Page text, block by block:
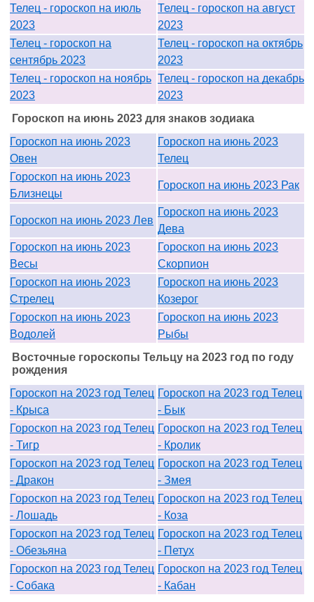
Телец - гороскоп на июль
2023
Телец - гороскоп на август
2023
Телец - гороскоп на
сентябрь 2023
Телец - гороскоп на октябрь
2023
Телец - гороскоп на ноябрь
2023
Телец - гороскоп на декабрь
2023
Гороскоп на июнь 2023 для знаков зодиака
Гороскоп на июнь 2023
Овен
Гороскоп на июнь 2023
Телец
Гороскоп на июнь 2023
Близнецы
Гороскоп на июнь 2023 Рак
Гороскоп на июнь 2023 Лев
Гороскоп на июнь 2023
Дева
Гороскоп на июнь 2023
Весы
Гороскоп на июнь 2023
Скорпион
Гороскоп на июнь 2023
Стрелец
Гороскоп на июнь 2023
Козерог
Гороскоп на июнь 2023
Водолей
Гороскоп на июнь 2023
Рыбы
Восточные гороскопы Тельцу на 2023 год по году
рождения
Гороскоп на 2023 год Телец
- Крыса
Гороскоп на 2023 год Телец
- Бык
Гороскоп на 2023 год Телец
- Тигр
Гороскоп на 2023 год Телец
- Кролик
Гороскоп на 2023 год Телец
- Дракон
Гороскоп на 2023 год Телец
- Змея
Гороскоп на 2023 год Телец
- Лошадь
Гороскоп на 2023 год Телец
- Коза
Гороскоп на 2023 год Телец
- Обезьяна
Гороскоп на 2023 год Телец
- Петух
Гороскоп на 2023 год Телец
- Собака
Гороскоп на 2023 год Телец
- Кабан